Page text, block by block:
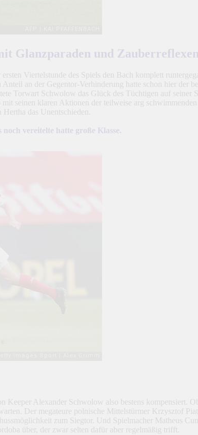
Glanzparaden und Zauberreflexen
Viertelstunde des Spiels den Bach komplett
an der Gegentor-Verhinderung hatte schon hier der
Torwart Schwolow das Glück des Tüchtigen auf
seinen klaren Aktionen der teilweise arg
das Unentschieden.
vereitelte hatte große Klasse.
Keeper Alexander Schwolow also bestens kompensiert.
Der megateure polnische Mittelstürmer Krzysztof
zum Siegtor. Und Spielmacher Matheus
über, der zwar selten dafür aber regelmäßig trifft.